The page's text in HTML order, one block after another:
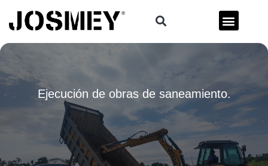
Ejecución de obras de saneamiento.
Reserva la maquina que necesitas para ese proyecto de terrenos.
Transformamos terrenos con precision y experiencia. ¡Resultados de nivel
superior!